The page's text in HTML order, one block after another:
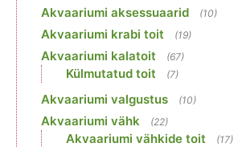
Akvaariumi aksessuaarid (10)
Akvaariumi krabi toit (19)
Akvaariumi kalatoit (67)
Külmutatud toit (7)
Akvaariumi valgustus (10)
Akvaariumi vähk (22)
Akvaariumi vähkide toit (17)